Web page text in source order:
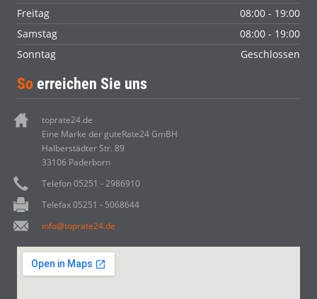
Freitag
08:00 - 19:00
Samstag
08:00 - 19:00
Sonntag
Geschlossen
So erreichen Sie uns
toprate24.de
Eine Marke der guteRate24 GmBH
Halberstädter Str. 89
33106 Paderborn
Telefon 05251 - 2986910
Telefax 05251 - 5068644
info@toprate24.de